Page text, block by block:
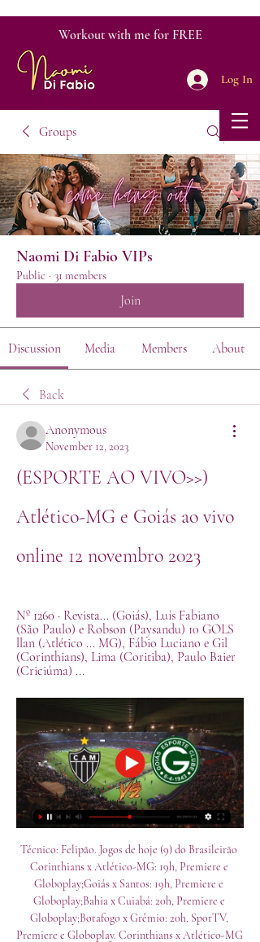
Workout with me for FREE
Log In
Groups
Naomi Di Fabio VIPs
Public · 31 members
Join
Discussion Media Members About
Back
Anonymous
November 12, 2023
(ESPORTE AO VIVO>>)
Atlético-MG e Goiás ao vivo
online 12 novembro 2023
Nº 1260 · ‎Revista... (Goiás), Luís Fabiano
(São Paulo) e Robson (Paysandu) 10 GOLS
llan (Atlético ... MG), Fábio Luciano e Gil
(Corinthians), Lima (Coritiba), Paulo Baier
(Criciúma) ...
Técnico: Felipão. Jogos de hoje (9) do Brasileirão
Corinthians x Atlético-MG: 19h, Premiere e
Globoplay;Goiás x Santos: 19h, Premiere e
Globoplay;Bahia x Cuiabá: 20h, Premiere e
Globoplay;Botafogo x Grêmio: 20h, SporTV,
Premiere e Globoplay. Corinthians x Atlético-MG